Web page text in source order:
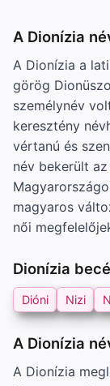
A Dionízia
A Dionízia a
görög
személynév
keresztény
vértanú és
név bekerült
magyaros
női
Dionízia
Dióni Nizi
A Dionízia
A Dionízia